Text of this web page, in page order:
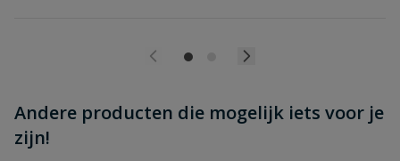
Andere producten die mogelijk iets voor je
zijn!